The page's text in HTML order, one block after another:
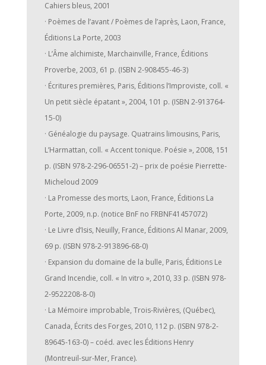
Cahiers bleus, 2001
· Poèmes de l’avant / Poèmes de l’après, Laon, France,
Éditions La Porte, 2003
· L’Âme alchimiste, Marchainville, France, Éditions
Proverbe, 2003, 61 p. (ISBN 2-908455-46-3)
· Écritures premières, Paris, Éditions l’Improviste, coll. «
Un petit siècle épatant », 2004, 101 p. (ISBN 2-913764-
15-0)
· Généalogie du paysage. Quatrains limousins, Paris,
L’Harmattan, coll. « Accent tonique. Poésie », 2008, 151
p. (ISBN 978-2-296-06551-2) – prix de poésie Pierrette-
Micheloud 2009
· La Promesse des morts, Laon, France, Éditions La
Porte, 2009, n.p. (notice BnF no FRBNF41457072)
· Le Livre d’Isis, Neuilly, France, Éditions Al Manar, 2009,
69 p. (ISBN 978-2-913896-68-0)
· Expansion du domaine de la bulle, Paris, Éditions Le
Grand Incendie, coll. « In vitro », 2010, 33 p. (ISBN 978-
2-9522208-8-0)
· La Mémoire improbable, Trois-Rivières, (Québec),
Canada, Écrits des Forges, 2010, 112 p. (ISBN 978-2-
89645-163-0) – coéd. avec les Éditions Henry
(Montreuil-sur-Mer, France).